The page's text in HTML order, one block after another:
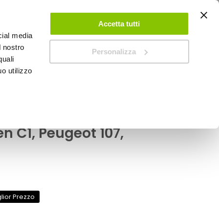
media
nostro
utilizzo
Accetta tutti
Personalizza
ACCEDI CREA UN ACCOUNT CONTATTACI
C1, Peugeot 107,
Prezzo